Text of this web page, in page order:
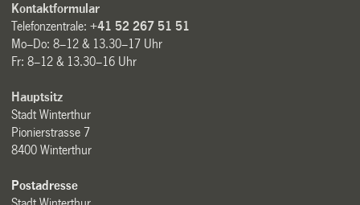
Kontaktformular
Telefonzentrale:+41 52 267 51 51
Mo–Do: 8–12 & 13.30–17 Uhr
Fr: 8–12 & 13.30–16 Uhr
Hauptsitz
Stadt Winterthur
Pionierstrasse 7
8400 Winterthur
Postadresse